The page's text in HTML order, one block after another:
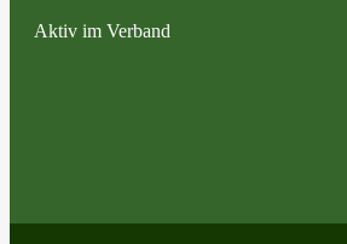
Aktiv im Verband